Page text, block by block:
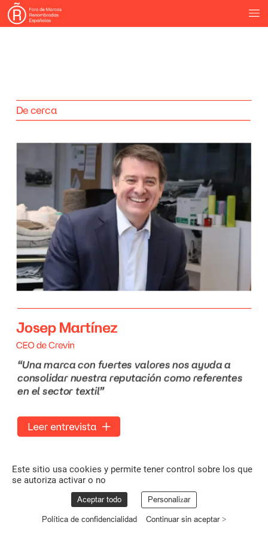
Este sitio usa cookies y permite tener control sobre los que
se autoriza activar o no
Aceptar todo Personalizar
Política de confidencialidad Continuar sin aceptar >
Josep Martínez
CEO deCrevin
“Una marca con fuertes valores nos ayuda a
consolidar nuestra reputación como referentes
en el sector textil”
Leer entrevista
De cerca